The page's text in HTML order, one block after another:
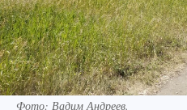
Фото: Вадим Андреев.